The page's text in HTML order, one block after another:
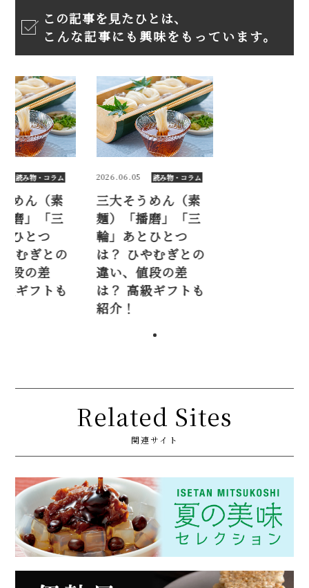
この記事を見たひとは、
こんな記事にも興味をもっています。
読み物・コラム
めん（素
磨」「三
ひとつ
むぎとの
段の差
ギフトも
2026.06.05 読み物・コラム
三大そうめん（素
麺）「播磨」「三
輪」あとひとつ
は？ ひやむぎとの
違い、値段の差
は？ 高級ギフトも
紹介！
Related Sites
関連サイト